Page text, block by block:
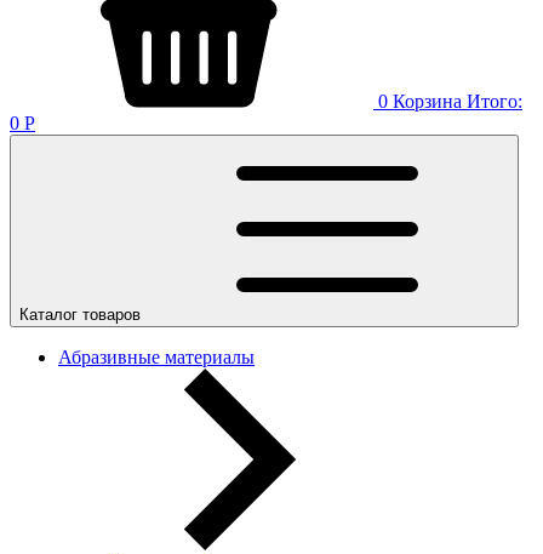
0 Корзина Итого:
0 Р
Каталог товаров
Абразивные материалы